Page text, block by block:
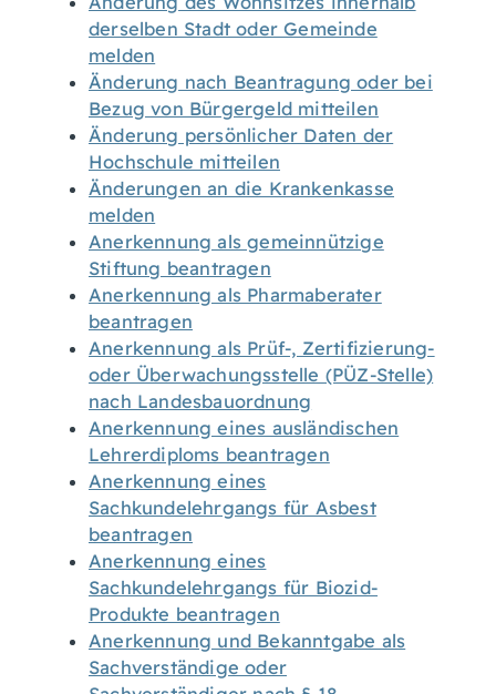
derselben Stadt oder Gemeinde
melden
Änderung nach Beantragung oder bei
Bezug von Bürgergeld mitteilen
Änderung persönlicher Daten der
Hochschule mitteilen
Änderungen an die Krankenkasse
melden
Anerkennung als gemeinnützige
Stiftung beantragen
Anerkennung als Pharmaberater
beantragen
Anerkennung als Prüf-, Zertifizierung-
oder Überwachungsstelle (PÜZ-Stelle)
nach Landesbauordnung
Anerkennung eines ausländischen
Lehrerdiploms beantragen
Anerkennung eines
Sachkundelehrgangs für Asbest
beantragen
Anerkennung eines
Sachkundelehrgangs für Biozid-
Produkte beantragen
Anerkennung und Bekanntgabe als
Sachverständige oder